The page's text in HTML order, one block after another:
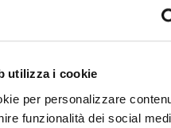
utilizza i cookie
per personalizzare
funzionalità dei social
bus nei pressi
senza chilometri a
collettivo tra fan,
traccia fin dalla
e zero pensieri: